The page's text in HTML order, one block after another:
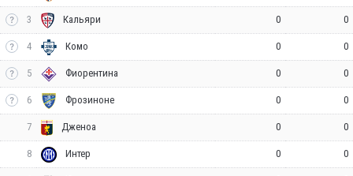
3 Кальяри 0 0
4 Комо 0 0
5 Фиорентина 0 0
6 Фрозиноне 0 0
7 Дженоа 0 0
8 Интер 0 0